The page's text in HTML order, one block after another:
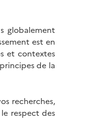
globalement
est en
et contextes
de la
recherches,
le respect des